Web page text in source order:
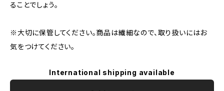
ることでしょう。
※大切に保管してください。商品は繊細なので、取り扱いにはお
気をつけてください。
International shipping available